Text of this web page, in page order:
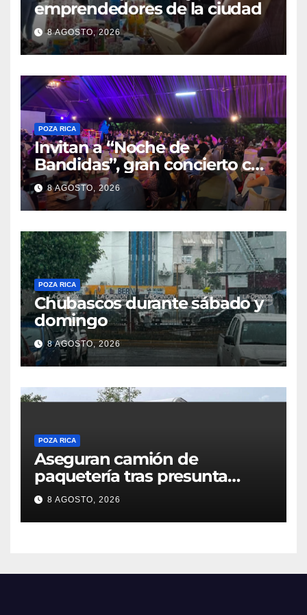
emprendedores de la ciudad
8 AGOSTO, 2026
POZA RICA
Invitan a “Noche de
Bandidas”, gran concierto con
causa
8 AGOSTO, 2026
POZA RICA
Chubascos durante sábado y
domingo
8 AGOSTO, 2026
POZA RICA
Aseguran camión de
paquetería tras presunta
captura de una iguana en
Tuxpan
8 AGOSTO, 2026